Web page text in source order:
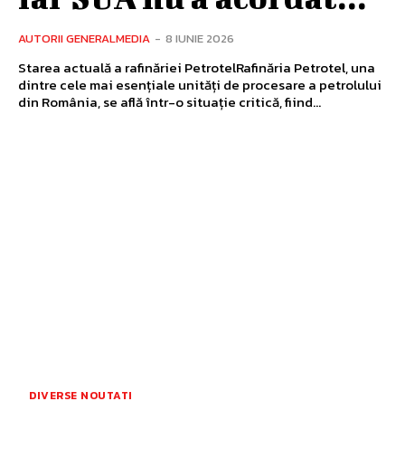
AUTORII GENERALMEDIA - 8 IUNIE 2026
Starea actuală a rafinăriei PetrotelRafinăria Petrotel, una
dintre cele mai esențiale unități de procesare a petrolului
din România, se află într-o situație critică, fiind...
DIVERSE NOUTATI